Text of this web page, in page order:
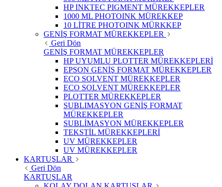
HP INKTEC PIGMENT MÜREKKEPLER
1000 ML PHOTOINK MÜREKKEP
10 LİTRE PHOTOINK MÜRKKEP
GENİŞ FORMAT MÜREKKEPLER
Geri Dön
GENİŞ FORMAT MÜREKKEPLER
HP UYUMLU PLOTTER MÜREKKEPLERİ
EPSON GENİŞ FORMAT MÜREKKEPLER
ECO SOLVENT MÜREKKEPLER
ECO SOLVENT MÜREKKEPLER
PLOTTER MÜREKKEPLER
SUBLIMASYON GENİŞ FORMAT
MÜREKKEPLER
SUBLİMASYON MÜREKKEPLER
TEKSTİL MÜREKKEPLERİ
UV MÜREKKEPLER
UV MÜREKKEPLER
KARTUŞLAR
Geri Dön
KARTUŞLAR